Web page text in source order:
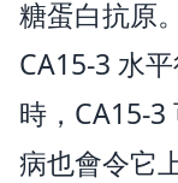
糖蛋白抗原
CA15-3 水
時，CA15-
病也會令它